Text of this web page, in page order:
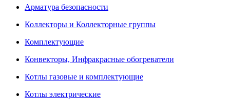
Арматура безопасности
Коллекторы и Коллекторные группы
Комплектующие
Конвекторы, Инфракрасные обогреватели
Котлы газовые и комплектующие
Котлы электрические